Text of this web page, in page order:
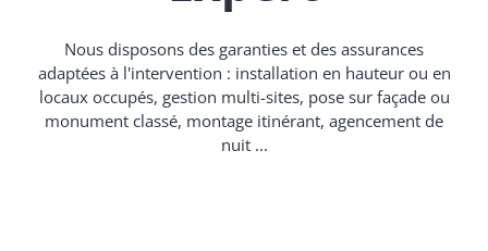
Nous disposons des garanties et des assurances
adaptées à l'intervention : installation en hauteur ou en
locaux occupés, gestion multi-sites, pose sur façade ou
monument classé, montage itinérant, agencement de
nuit ...